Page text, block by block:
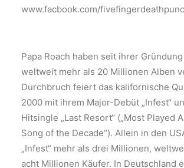
www.facbook.com/
Papa Roach haben seit ihrer
weltweit mehr als 20 Millionen Alben
Durchbruch feiert das kalifornische
2000 mit ihrem Major-Debüt „Infest“
Hitsingle „Last Resort“ („Most Played
Song of the Decade“). Allein in den
„Infest“ mehr als drei Millionen,
acht Millionen Käufer. In Deutschland